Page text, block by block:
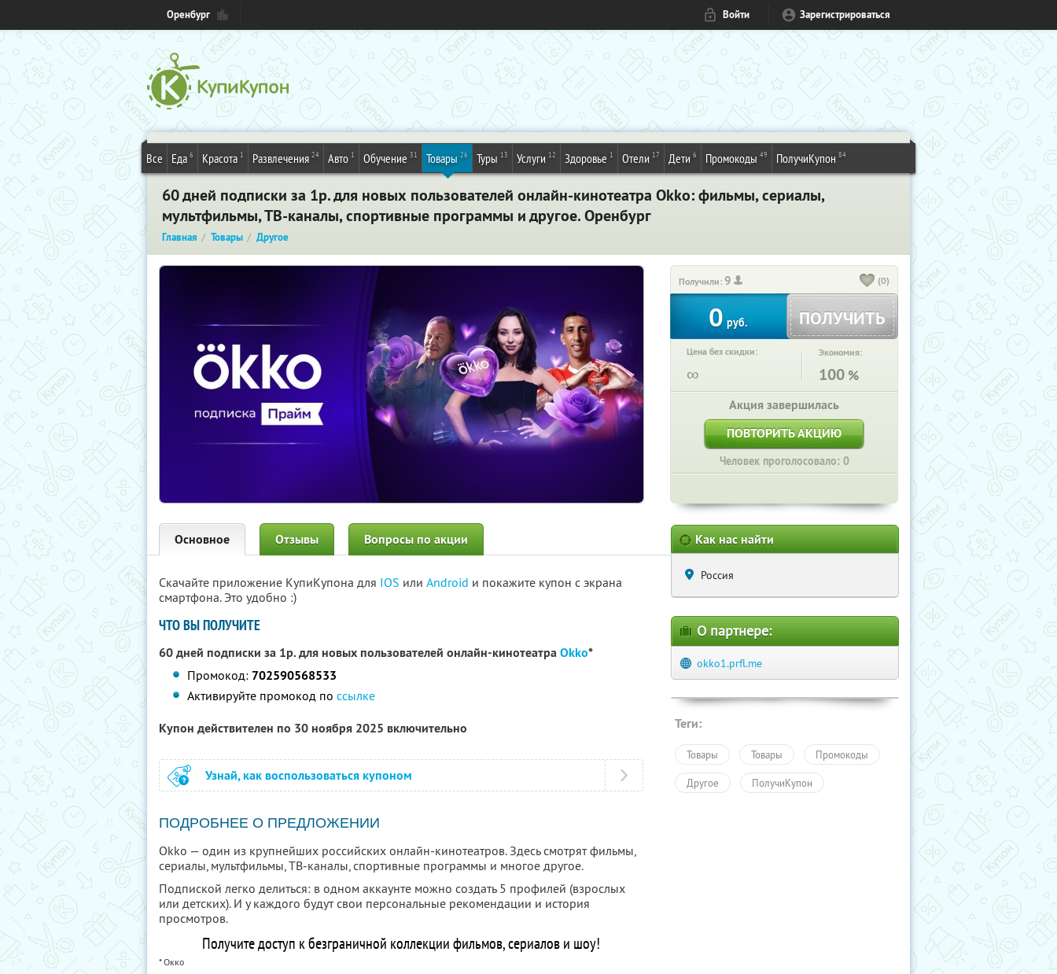
Оренбург Войти Зарегистрироваться
Все Еда 6 Красота 1 Развлечения 24 Авто 1 Обучение 31 Товары 26 Туры 13 Услуги 12 Здоровье 1 Отели 17 Дети 6 Промокоды 49 ПолучиКупон 84
60 дней подписки за 1р. для новых пользователей онлайн-кинотеатра Okko: фильмы, сериалы,
мультфильмы, ТВ-каналы, спортивные программы и другое. Оренбург
Главная Товары Другое
Получили:9 (0)
0 руб. ПОЛУЧИТЬ
Цена без скидки:
∞
Экономия:
100 %
Акция завершилась
ПОВТОРИТЬ АКЦИЮ
Человек проголосовало: 0
Основное Отзывы Вопросы по акции
Скачайте приложение КупиКупона для IOS или Android и покажите купон с экрана
смартфона. Это удобно :)
ЧТО ВЫ ПОЛУЧИТЕ
60 дней подписки за 1р. для новых пользователей онлайн-кинотеатраOkko*
Промокод: 702590568533
Активируйте промокод поссылке
Купон действителен по 30 ноября 2025 включительно
Узнай, как воспользоваться купоном
ПОДРОБНЕЕ О ПРЕДЛОЖЕНИИ
Okko — один из крупнейших российских онлайн-кинотеатров. Здесь смотрят фильмы,
сериалы, мультфильмы, ТВ-каналы, спортивные программы и многое другое.
Подпиской легко делиться: в одном аккаунте можно создать 5 профилей (взрослых
или детских). И у каждого будут свои персональные рекомендации и история
просмотров.
Получите доступ к безграничной коллекции фильмов, сериалов и шоу!
* Окко
Как нас найти
Россия
О партнере:
okko1.prfl.me
Теги:
Товары Товары Промокоды
Другое ПолучиКупон